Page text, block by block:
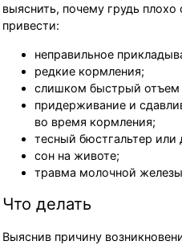
выяснить, почему грудь
привести:
неправильное
редкие кормления;
слишком быстрый отъем
придерживание и
во время кормления;
тесный бюстгальтер
сон на животе;
травма молочной
Что делать
Выяснив причину